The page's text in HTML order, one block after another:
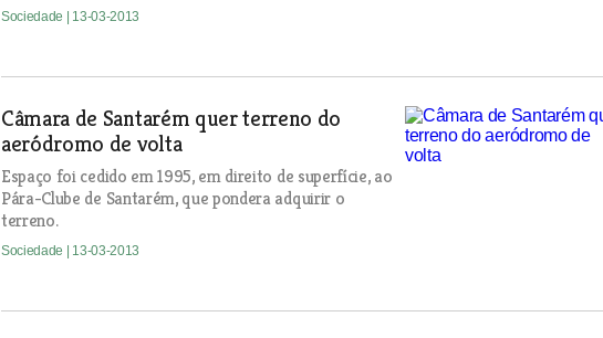
Sociedade | 13-03-2013
Câmara de Santarém quer terreno do
aeródromo de volta
Espaço foi cedido em 1995, em direito de superfície, ao
Pára-Clube de Santarém, que pondera adquirir o
terreno.
Sociedade | 13-03-2013